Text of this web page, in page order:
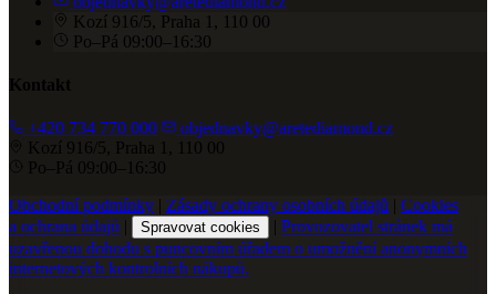
Kozí 916/5, Praha 1, 110 00
Po–Pá 09:00–16:30
Kontakt
+420 734 770 000
objednavky@aretediamond.cz
Kozí 916/5, Praha 1, 110 00
Po–Pá 09:00–16:30
Obchodní podmínky | Zásady ochrany osobních údajů | Cookies
a ochrana údajů | Spravovat cookies | Provozovatel stránek má
uzavřenou dohodu s puncovním úřadem o umožnění anonymních
internetových kontrolních nákupů.